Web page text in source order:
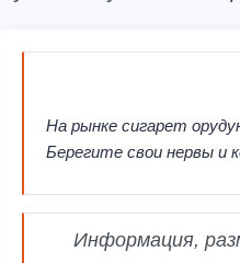
На рынке сигарет
Берегите свои нервы и
Информация,